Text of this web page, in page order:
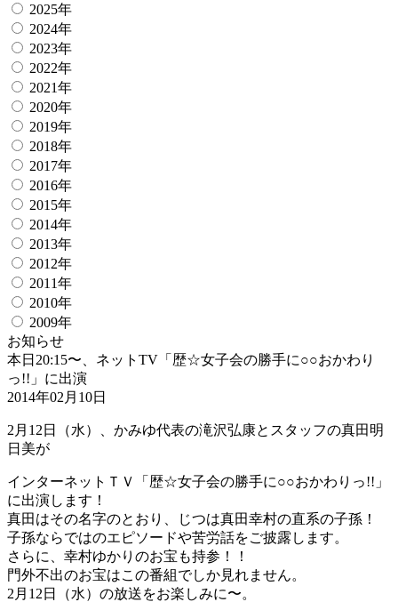
2025年
2024年
2023年
2022年
2021年
2020年
2019年
2018年
2017年
2016年
2015年
2014年
2013年
2012年
2011年
2010年
2009年
お知らせ
本日20:15〜、ネットTV「歴☆女子会の勝手に○○おかわり
っ!!」に出演
2014年02月10日
2月12日（水）、かみゆ代表の滝沢弘康とスタッフの真田明
日美が
インターネットＴＶ「歴☆女子会の勝手に○○おかわりっ!!」
に出演します！
真田はその名字のとおり、じつは真田幸村の直系の子孫！
子孫ならではのエピソードや苦労話をご披露します。
さらに、幸村ゆかりのお宝も持参！！
門外不出のお宝はこの番組でしか見れません。
2 月12日（水）の放送をお楽しみに〜。